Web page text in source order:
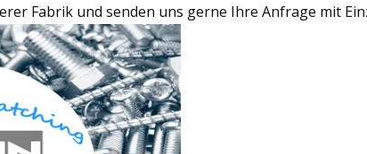
Fabrik und senden uns gerne Ihre Anfrage mit